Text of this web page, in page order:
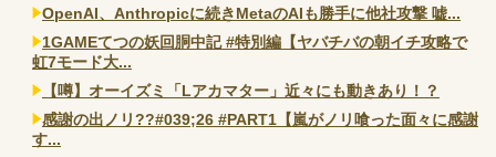
OpenAI、Anthropicに続きMetaのAIも勝手に他社攻撃 嘘...
1GAMEてつの妖回胴中記 #特別編【ヤバチバの朝イチ攻略で
虹7モード大...
【噂】オーイズミ「Lアカマター」近々にも動きあり！？
感謝の出ノリ??#039;26 #PART1【嵐がノリ喰った面々に感謝
す...